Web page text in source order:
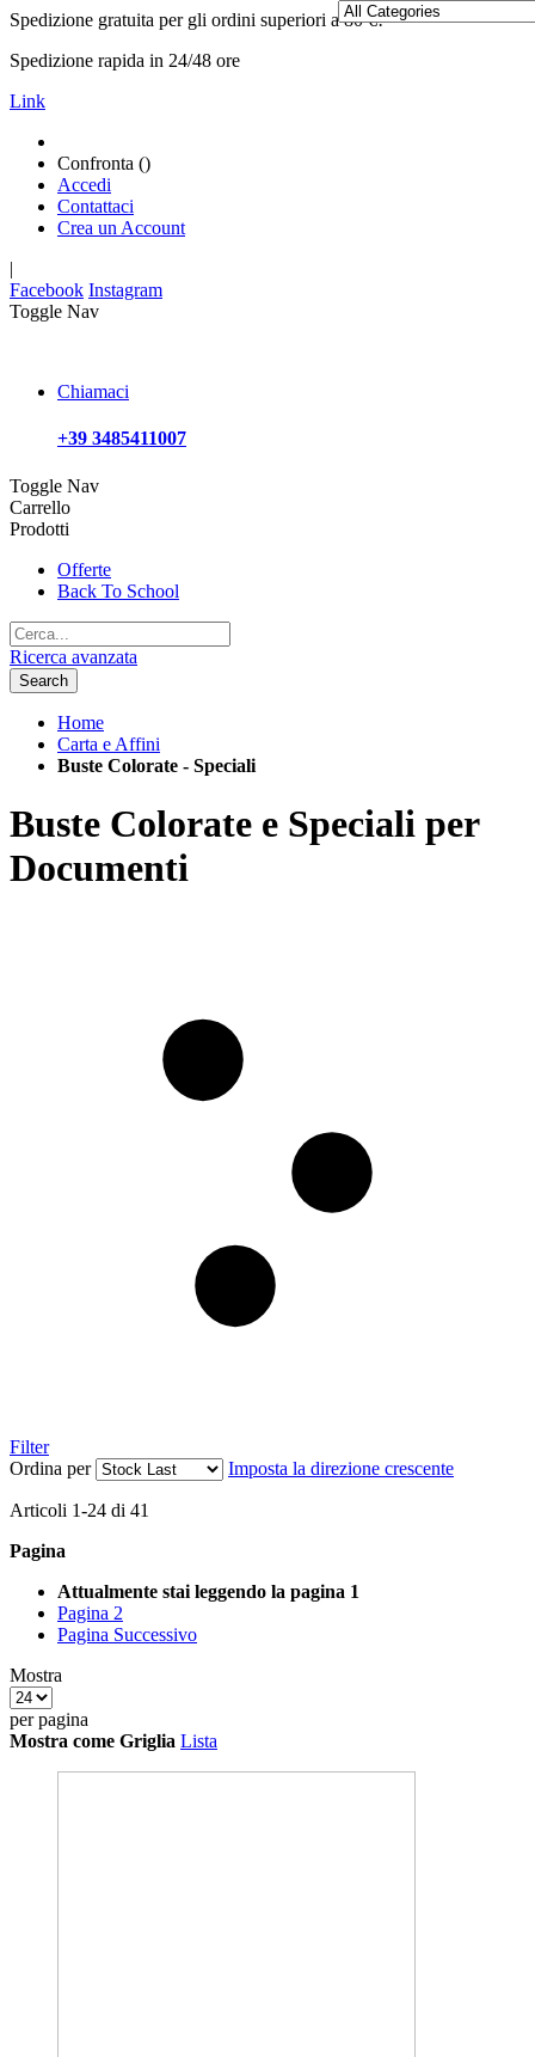
Spedizione gratuita per gli ordini superiori a 80 €!
Spedizione rapida in 24/48 ore
Link
Confronta ()
Accedi
Contattaci
Crea un Account
|
Facebook Instagram
Toggle Nav
Chiamaci
+39 3485411007
Toggle Nav
Carrello
Prodotti
Offerte
Back To School
Ricerca avanzata
Search
Home
Carta e Affini
Buste Colorate - Speciali
Buste Colorate e Speciali per
Documenti
Filter
Ordina per
Imposta la direzione crescente
Articoli 1-24 di 41
Pagina
Attualmente stai leggendo la pagina 1
Pagina 2
Pagina Successivo
Mostra
per pagina
Mostra come Griglia Lista